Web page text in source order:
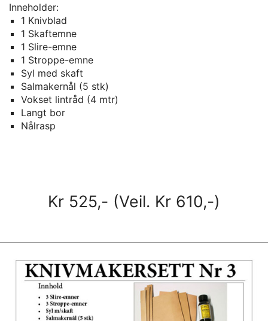
Inneholder:
1 Knivblad
1 Skaftemne
1 Slire-emne
1 Stroppe-emne
Syl med skaft
Salmakernål (5 stk)
Vokset lintråd (4 mtr)
Langt bor
Nålrasp
Kr 525,- (Veil. Kr 610,-)